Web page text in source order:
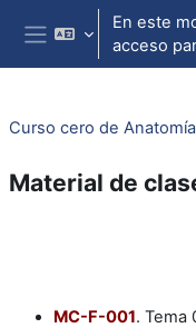
Salta al contenido principal
Panel lateral
En este
acceso
Material de
MC-F-001. Tema